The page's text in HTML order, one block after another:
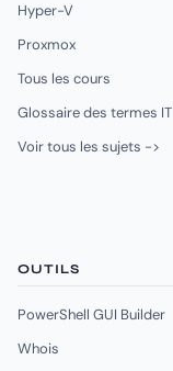
Hyper-V
Proxmox
Tous les cours
Glossaire des termes IT
Voir tous les sujets ->
OUTILS
PowerShell GUI Builder
Whois